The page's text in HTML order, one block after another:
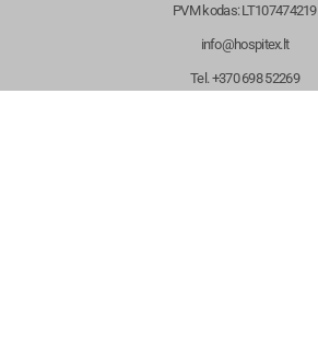
PVM kodas: LT107474219
info@hospitex.lt
Tel. +370 698 52269